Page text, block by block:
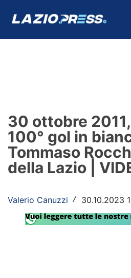
Formello
Infortuni
Primavera
Calciomercato
Lazio Women
30 ottobre
100° gol in
Tommaso
della Lazio |
Valerio Canuzzi / 30.10.2023